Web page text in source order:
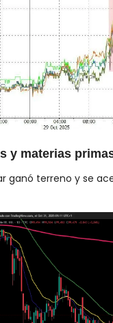
y materias
ganó terreno y se